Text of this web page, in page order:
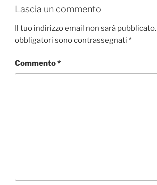
o
k
n
Lascia un commento
Il tuo indirizzo email non sarà pubblicato.
obbligatori sono contrassegnati *
Commento*